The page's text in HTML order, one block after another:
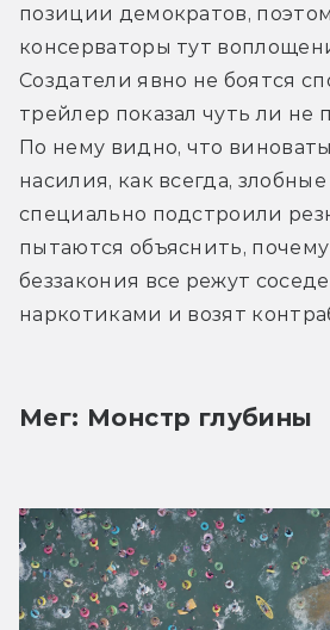
позиции демократов,
консерваторы тут
Создатели явно не боятся
трейлер показал чуть ли не
По нему видно, что виноваты
насилия, как всегда,
специально подстроили
пытаются объяснить,
беззакония все режут
наркотиками и возят
Мег: Монстр глубины